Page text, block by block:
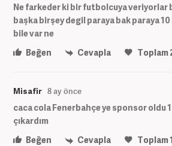
Ne farkeder ki bir futbolcuya veriyorlar
başka birşey degil paraya bak paraya
bile var ne
Beğen
Cevapla Toplam
Misafir 8 ay önce
caca cola Fenerbahçe ye sponsor oldu
çıkardım
Beğen
Cevapla Toplam